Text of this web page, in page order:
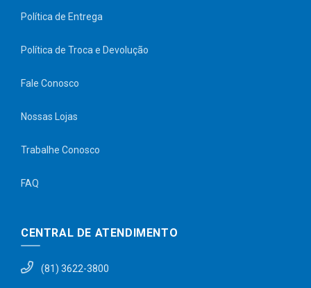
Política de Entrega
Política de Troca e Devolução
Fale Conosco
Nossas Lojas
Trabalhe Conosco
FAQ
CENTRAL DE ATENDIMENTO
(81) 3622-3800